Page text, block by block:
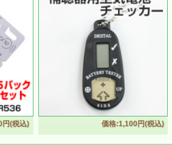
円(税込) 価格:1,100円(税込)